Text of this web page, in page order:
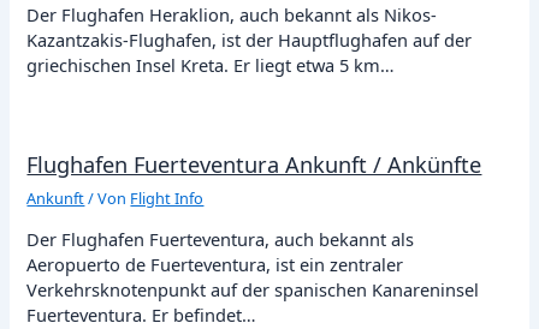
Der Flughafen Heraklion, auch bekannt als Nikos-
Kazantzakis-Flughafen, ist der Hauptflughafen auf der
griechischen Insel Kreta. Er liegt etwa 5 km…
Flughafen Fuerteventura Ankunft / Ankünfte
Ankunft/ Von Flight Info
Der Flughafen Fuerteventura, auch bekannt als
Aeropuerto de Fuerteventura, ist ein zentraler
Verkehrsknotenpunkt auf der spanischen Kanareninsel
Fuerteventura. Er befindet…